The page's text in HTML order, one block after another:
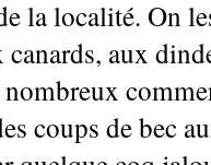
la localité. On
aux
coups de bec